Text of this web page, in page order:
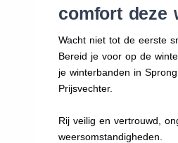
comfort deze
Wacht niet tot de eerste
Bereid je voor op de
je winterbanden in
Prijsvechter.
Rij veilig en vertrouwd,
weersomstandigheden.